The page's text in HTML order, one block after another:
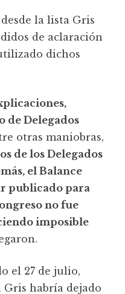
la lista Gris
de aclaración
dichos
de Delegados
otras maniobras,
de los Delegados
el Balance
publicado para
no fue
imposible
el 27 de julio,
habría dejado